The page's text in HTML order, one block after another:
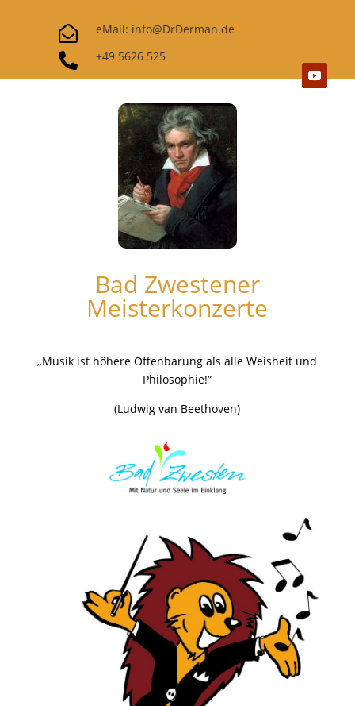
 eMail: info@DrDerman.de
 +49 5626 525
Bad Zwestener
Meisterkonzerte
„Musik ist höhere Offenbarung als alle Weisheit und
Philosophie!“
(Ludwig van Beethoven)